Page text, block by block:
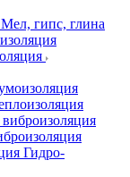
Мел, гипс, глина
Гидро-